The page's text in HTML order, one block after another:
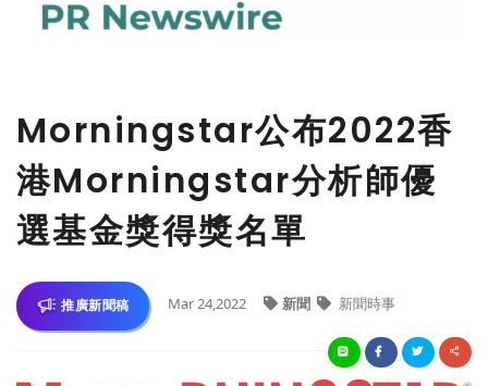
Morningstar公布2022香
港Morningstar分析師優
選基金獎得獎名單
推廣新聞稿 Mar 24,2022 新聞 新聞時事